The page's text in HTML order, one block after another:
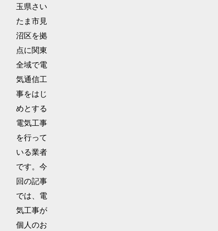
玉県さい
たま市見
沼区を拠
点に関東
全域で電
気通信工
事をはじ
めとする
電気工事
を行って
いる業者
です。今
回の記事
では、電
気工事が
個人のお